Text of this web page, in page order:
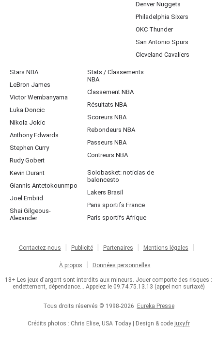
Denver Nuggets
Philadelphia Sixers
OKC Thunder
San Antonio Spurs
Cleveland Cavaliers
Stars NBA
LeBron James
Victor Wembanyama
Luka Doncic
Nikola Jokic
Anthony Edwards
Stephen Curry
Rudy Gobert
Kevin Durant
Giannis Antetokounmpo
Joel Embiid
Shai Gilgeous-
Alexander
Stats / Classements
NBA
Classement NBA
Résultats NBA
Scoreurs NBA
Rebondeurs NBA
Passeurs NBA
Contreurs NBA
Solobasket: noticias de
baloncesto
Lakers Brasil
Paris sportifs France
Paris sportifs Afrique
Contactez-nous Publicité Partenaires Mentions légales
À propos Données personnelles
18+ Les jeux d'argent sont interdits aux mineurs. Jouer comporte des risques :
endettement, dépendance... Appelez le 09.74.75.13.13 (appel non surtaxé)
Tous droits réservés © 1998-2026 Eureka Presse
Crédits photos : Chris Elise, USA Today | Design & code juxy.fr